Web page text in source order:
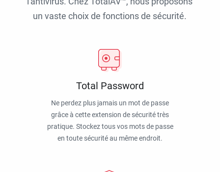
un vaste choix de fonctions de sécurité.
Total Password
Ne perdez plus jamais un mot de passe
grâce à cette extension de sécurité très
pratique. Stockez tous vos mots de passe
en toute sécurité au même endroit.